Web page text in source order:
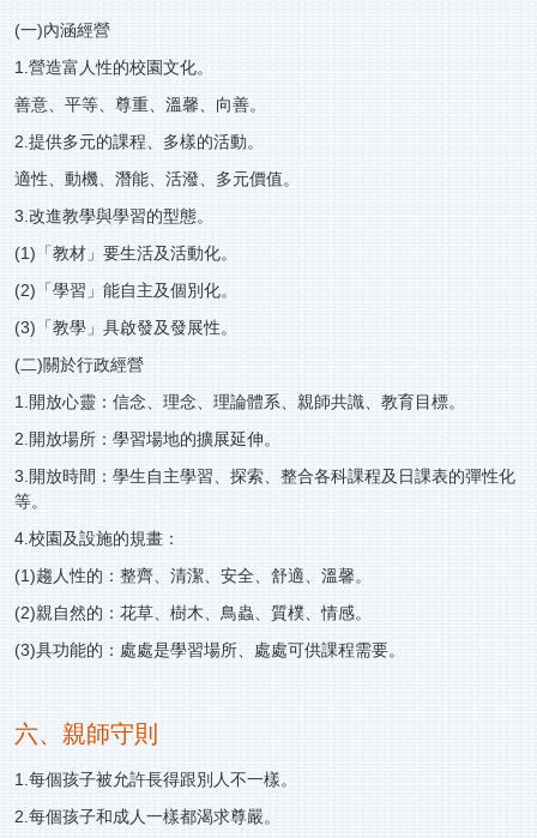
(一)內涵經營
1.營造富人性的校園文化。
善意、平等、尊重、溫馨、向善。
2.提供多元的課程、多樣的活動。
適性、動機、潛能、活潑、多元價值。
3.改進教學與學習的型態。
(1)「教材」要生活及活動化。
(2)「學習」能自主及個別化。
(3)「教學」具啟發及發展性。
(二)關於行政經營
1.開放心靈：信念、理念、理論體系、親師共識、教育目標。
2.開放場所：學習場地的擴展延伸。
3.開放時間：學生自主學習、探索、整合各科課程及日課表的彈性化
等。
4.校園及設施的規畫：
(1)趨人性的：整齊、清潔、安全、舒適、溫馨。
(2)親自然的：花草、樹木、鳥蟲、質樸、情感。
(3)具功能的：處處是學習場所、處處可供課程需要。
六、親師守則
1.每個孩子被允許長得跟別人不一樣。
2.每個孩子和成人一樣都渴求尊嚴。